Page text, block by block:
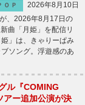
ＯＰ
2026年8月10日
、2026年8月17日の
曲「月姫」を配信リ
」は、きゃりーぱみ
ソング。浮遊感のあ
ル『COMING
アー追加公演が決